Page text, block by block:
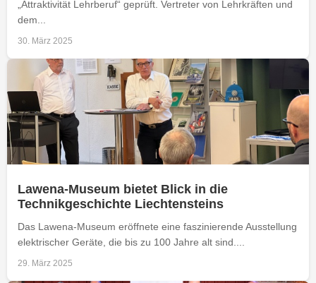
„Attraktivität Lehrberuf“ geprüft. Vertreter von Lehrkräften und
dem...
30. März 2025
Lawena-Museum bietet Blick in die
Technikgeschichte Liechtensteins
Das Lawena-Museum eröffnete eine faszinierende Ausstellung
elektrischer Geräte, die bis zu 100 Jahre alt sind....
29. März 2025